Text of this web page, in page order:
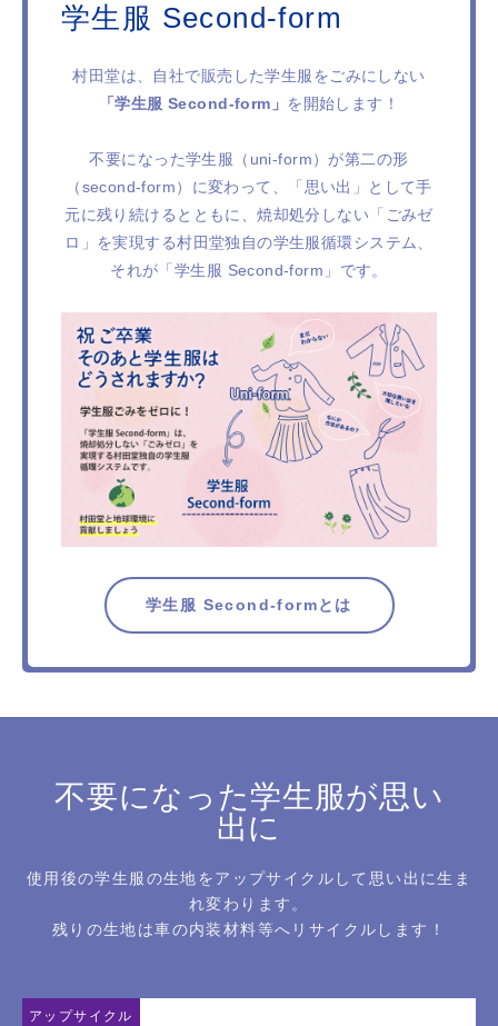
学生服 Second-form
村田堂は、自社で販売した学生服をごみにしない
「学生服 Second-form」 を開始します！
不要になった学生服（uni-form）が第二の形
（second-form）に変わって、「思い出」として手
元に残り続けるとともに、焼却処分しない「ごみゼ
ロ」を実現する村田堂独自の学生服循環システム、
それが「学生服 Second-form」です。
学生服 Second-formとは
不要になった学生服が思い
出に
使用後の学生服の生地をアップサイクルして思い出に生ま
れ変わります。
残りの生地は車の内装材料等へリサイクルします！
アップサイクル